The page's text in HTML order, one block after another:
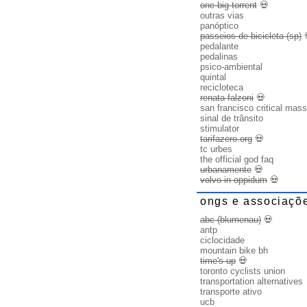
one big torrent 💀
outras vias
panóptico
passeios de bicicleta (sp)
pedalante
pedalinas
psico-ambiental
quintal
recicloteca
renata falzoni 💀
san francisco critical mass
sinal de trânsito
stimulator
tarifazero.org 💀
tc urbes
the official god faq
urbanamente 💀
volvo in oppidum 💀
ongs e
abc (blumenau) 💀
antp
ciclocidade
mountain bike bh
time's up 💀
toronto cyclists union
transportation alternatives
transporte ativo
ucb